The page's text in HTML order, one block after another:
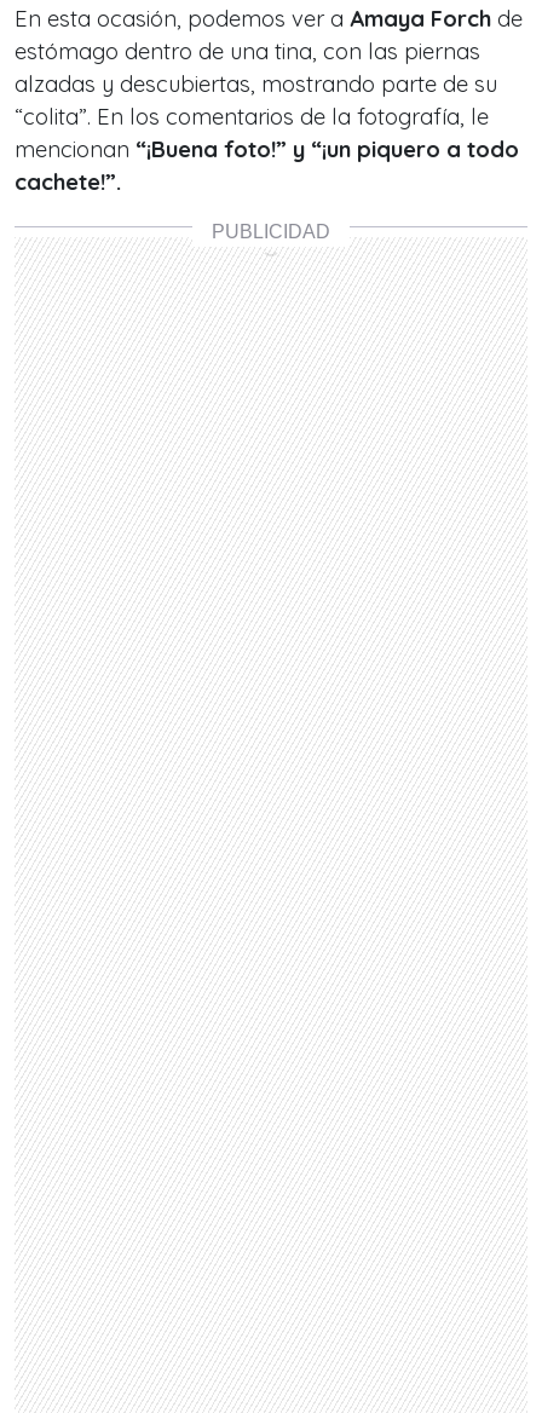
En esta ocasión, podemos ver a Amaya Forch de
estómago dentro de una tina, con las piernas
alzadas y descubiertas, mostrando parte de su
“colita”. En los comentarios de la fotografía, le
mencionan “¡Buena foto!” y “¡un piquero a todo
cachete!”.